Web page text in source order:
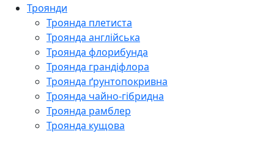
Троянди
Троянда плетиста
Троянда англійська
Троянда флорибунда
Троянда грандіфлора
Троянда ґрунтопокривна
Троянда чайно-гібридна
Троянда рамблер
Троянда кущова